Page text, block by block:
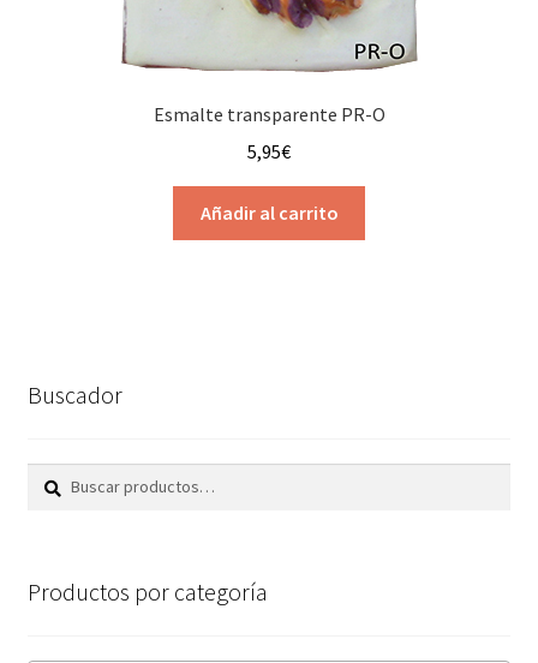
Esmalte transparente PR-O
5,95€
Añadir al carrito
Buscador
Buscar
Buscar
Productos por categoría